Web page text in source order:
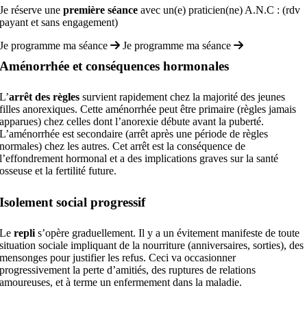
Je réserve unepremière séance avec un(e) praticien(ne) A.N.C : (rdv
payant et sans engagement)
Je programme ma séance
Je programme ma séance
Aménorrhée et conséquences hormonales
L’arrêt des règles survient rapidement chez la majorité des jeunes
filles anorexiques. Cette aménorrhée peut être primaire (règles jamais
apparues) chez celles dont l’anorexie débute avant la puberté.
L’aménorrhée est secondaire (arrêt après une période de règles
normales) chez les autres. Cet arrêt est la conséquence de
l’effondrement hormonal et a des implications graves sur la santé
osseuse et la fertilité future.
Isolement social progressif
Lerepli s’opère graduellement. Il y a un évitement manifeste de toute
situation sociale impliquant de la nourriture (anniversaires, sorties), des
mensonges pour justifier les refus. Ceci va occasionner
progressivement la perte d’amitiés, des ruptures de relations
amoureuses, et à terme un enfermement dans la maladie.